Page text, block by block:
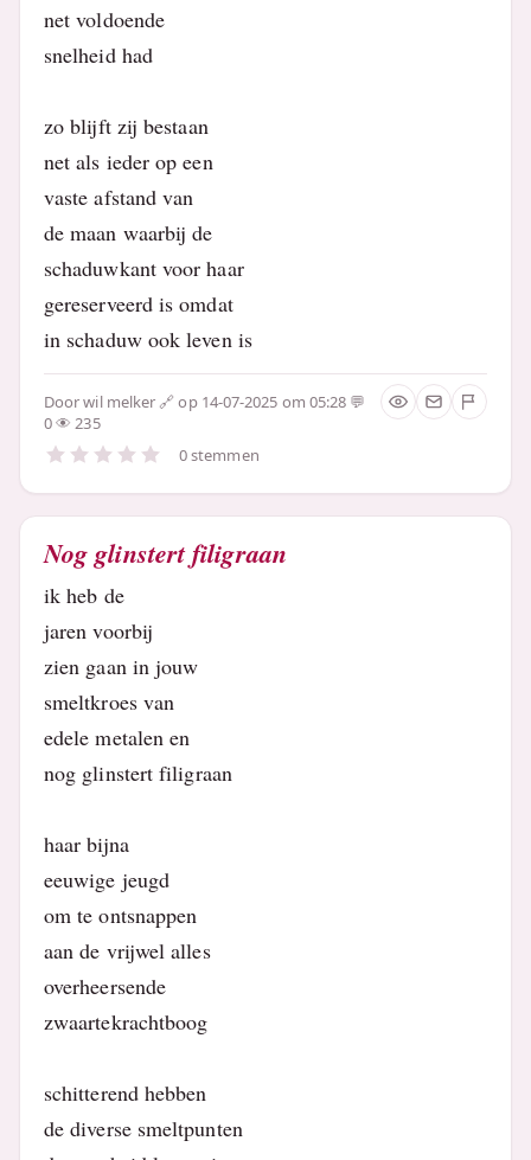
net voldoende
snelheid had
zo blijft zij bestaan
net als ieder op een
vaste afstand van
de maan waarbij de
schaduwkant voor haar
gereserveerd is omdat
in schaduw ook leven is
Doorwil melker
op 14-07-2025 om 05:28
0
235
0 stemmen
Nog glinstert filigraan
ik heb de
jaren voorbij
zien gaan in jouw
smeltkroes van
edele metalen en
nog glinstert filigraan
haar bijna
eeuwige jeugd
om te ontsnappen
aan de vrijwel alles
overheersende
zwaartekrachtboog
schitterend hebben
de diverse smeltpunten